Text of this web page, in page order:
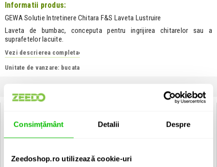
Consimțământ Detalii Despre
Zeedoshop.ro utilizează cookie-uri
Informatii produs:
GEWA Solutie Intretinere Chitara F&S Laveta Lustruire
Laveta de bumbac, conceputa pentru ingrijirea chitarelor sau a
suprafetelor lacuite.
Vezi descrierea completa›
Unitate de vanzare: bucata
laveta bumbac de curatare si lustruire pt suprafete lacuite
28 x 33 cm
EAN: 4046662049007